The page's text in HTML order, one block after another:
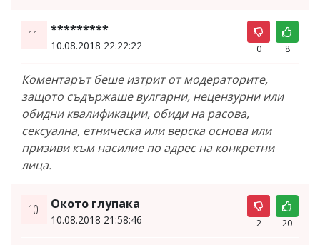
11. *********
10.08.2018 22:22:22 0 8
Коментарът беше изтрит от модераторите,
защото съдържаше вулгарни, нецензурни или
обидни квалификации, обиди на расова,
сексуална, етническа или верска основа или
призиви към насилие по адрес на конкретни
лица.
10. Окото глупака
10.08.2018 21:58:46 2 20